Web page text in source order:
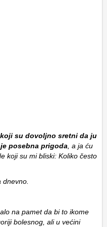
su dovoljno sretni da ju
posebna prigoda , a ja ću
koji su mi bliski: Koliko često
na pamet da bi to ikome
bolesnog, ali u većini